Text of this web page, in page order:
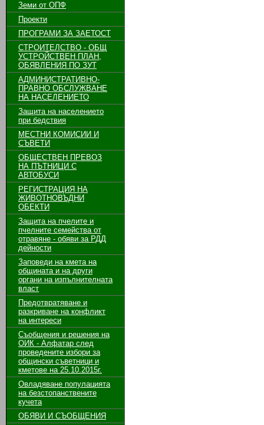
Земи от ОПФ
Проекти
ПРОГРАМИ ЗА ЗАЕТОСТ
СТРОИТЕЛСТВО - ОБЩ
УСТРОЙСТВЕН ПЛАН,
ОБЯВЛЕНИЯ ПО ЗУТ
АДМИНИСТРАТИВНО-
ПРАВНО ОБСЛУЖВАНЕ
НА НАСЕЛЕНИЕТО
Защита на населението
при бедствия
МЕСТНИ КОМИСИИ И
СЪВЕТИ
ОБЩЕСТВЕН ПРЕВОЗ
НА ПЪТНИЦИ С
АВТОБУСИ
РЕГИСТРАЦИЯ НА
ЖИВОТНОВЪДНИ
ОБЕКТИ
Защита на пчелите и
пчелните семейства от
отравяне - обяви за РДД
дейности
Заповеди на кмета на
общината и на други
органи на изпълнителната
власт
Предотвратяване и
разкриване на конфликт
на интереси
Съобщения и решения на
ОИК - Алфатар след
проведените избори за
общински съветници и
кметове на 25.10.2015г.
Овладяване популацията
на безстопанствените
кучета
ОБЯВИ И СЪОБЩЕНИЯ